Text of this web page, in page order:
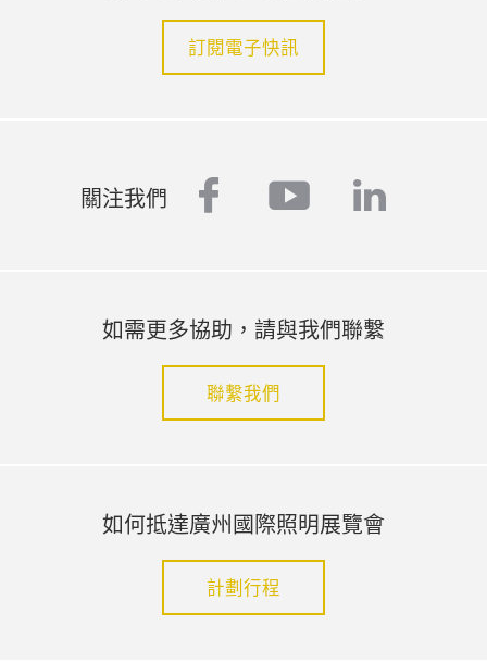
訂閱電子快訊
關注我們 facebook
youtube
如需更多協助，請與我們聯繫
聯繫我們
如何抵達廣州國際照明展覽會
計劃行程